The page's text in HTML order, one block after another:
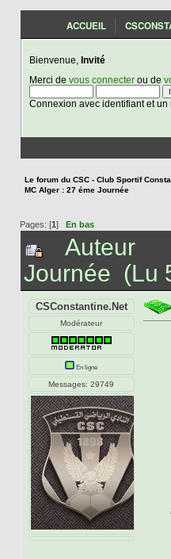
ACCUEIL
Bienvenue, Invité
Merci de vous connecterou de
Connexion avec identifiant et un
Le forum du CSC - Club Sportif
MC Alger : 27 éme Journée
Pages: [1] En bas
Auteur
Journée (Lu
CSConstantine.Net
Modérateur
En ligne
Messages: 29749